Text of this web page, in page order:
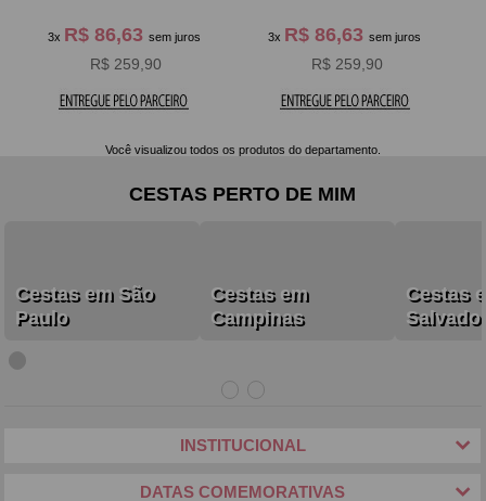
3x R$ 86,63 sem juros
R$ 259,90
3x R$ 86,63sem juros
R$ 259,90
Você visualizou todos os produtos do departamento.
CESTAS PERTO DE MIM
Cestas em São
Paulo
Cestas em
Campinas
Cestas
INSTITUCIONAL
DATAS COMEMORATIVAS